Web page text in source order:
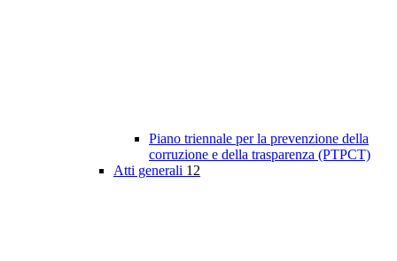
Piano triennale per la prevenzione della
corruzione e della trasparenza (PTPCT)
Atti generali 12